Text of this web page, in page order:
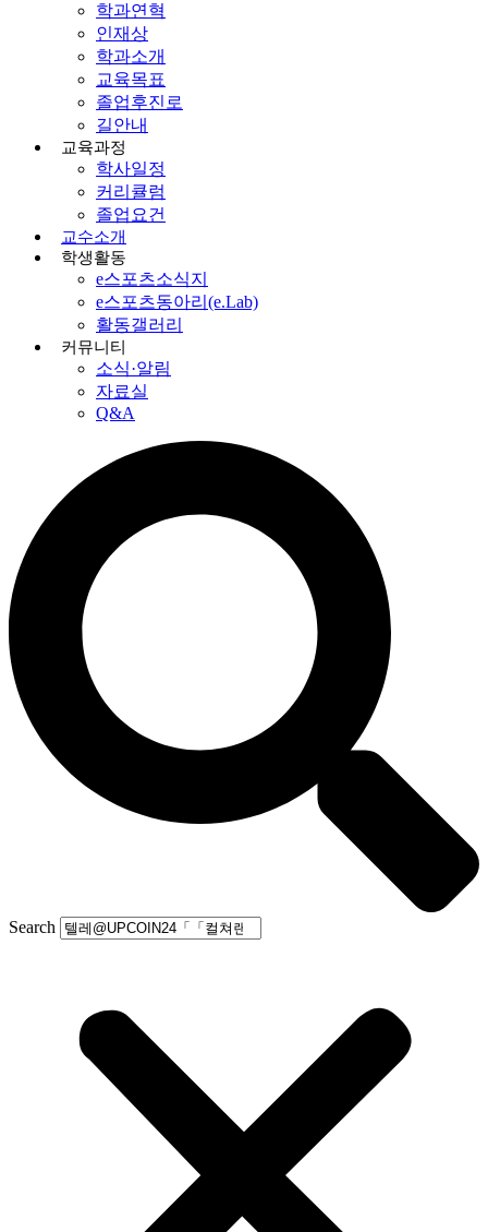
학과연혁
인재상
학과소개
교육목표
졸업후진로
길안내
교육과정
학사일정
커리큘럼
졸업요건
교수소개
학생활동
e스포츠소식지
e스포츠동아리(e.Lab)
활동갤러리
커뮤니티
소식·알림
자료실
Q&A
Search